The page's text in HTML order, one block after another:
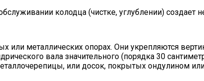
колодца (чистке, углублении) создает
или металлических опорах. Они укрепляются
вала значительного (порядка 30
или досок, покрытых ондулином